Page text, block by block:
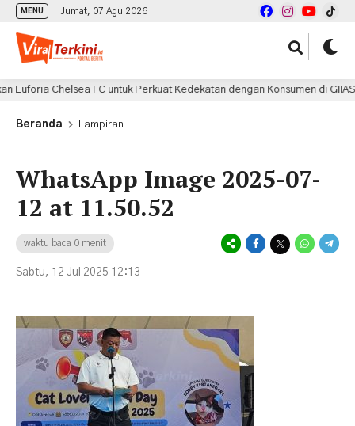
MENU Jumat, 07 Agu 2026
Chelsea FC untuk Perkuat Kedekatan dengan Konsumen di GIIAS
Beranda Lampiran
WhatsApp Image 2025-07-
12 at 11.50.52
waktu baca 0 menit
Sabtu, 12 Jul 2025 12:13